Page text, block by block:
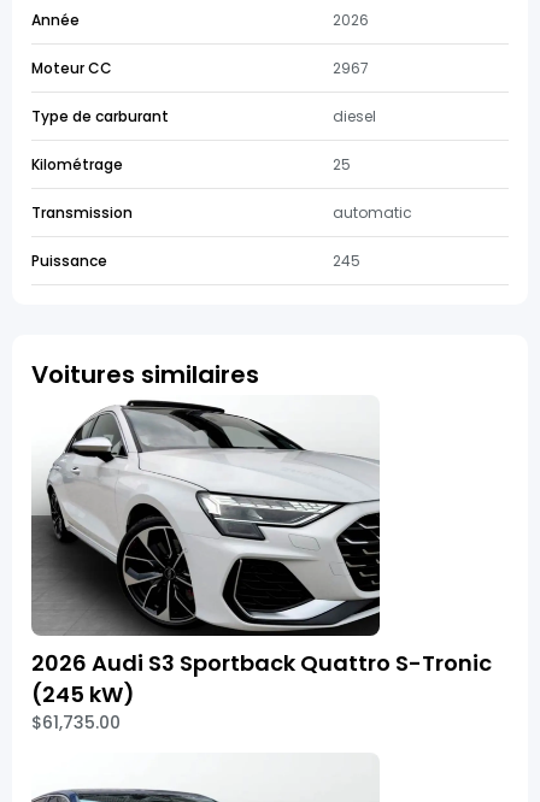
Année 2026
Moteur CC 2967
Type de carburant diesel
Kilométrage 25
Transmission automatic
Puissance 245
Voitures similaires
2026 Audi S3 Sportback Quattro S-Tronic
(245 kW)
$61,735.00